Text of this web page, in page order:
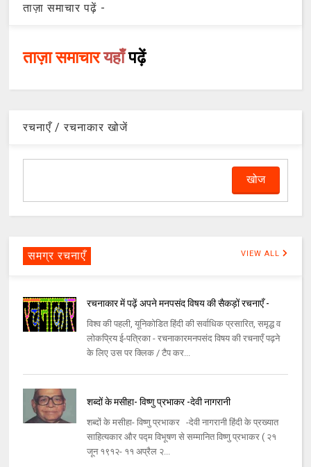
ताज़ा समाचार पढ़ें -
ताज़ा समाचारयहाँपढ़ें
रचनाएँ / रचनाकार खोजें
समग्र रचनाएँ VIEW ALL
रचनाकार में पढ़ें अपने मनपसंद विषय की सैकड़ों रचनाएँ -
विश्व की पहली, यूनिकोडित हिंदी की सर्वाधिक प्रसारित, समृद्ध व
लोकप्रिय ई-पत्रिका - रचनाकारमनपसंद विषय की रचनाएँ पढ़ने
के लिए उस पर क्लिक / टैप कर...
शब्दों के मसीहा- विष्णु प्रभाकर -देवी नागरानी
शब्दों के मसीहा- विष्णु प्रभाकर -देवी नागरानी हिंदी के प्रख्यात
साहित्यकार और पद्म विभूषण से सम्मानित विष्णु प्रभाकर ( २१
जून १९१२- ११ अप्रैल २...